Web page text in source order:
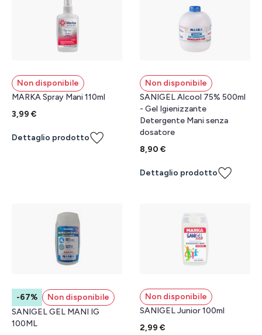
Non disponibile
MARKA Spray Mani 110ml
3,99 €
Dettaglio prodotto
Non disponibile
SANIGEL Alcool 75% 500ml
- Gel Igienizzante
Detergente Mani senza
dosatore
8,90 €
Dettaglio prodotto
-67%
Non disponibile
SANIGEL GEL MANI IG
100ML
Non disponibile
SANIGEL Junior 100ml
2,99 €